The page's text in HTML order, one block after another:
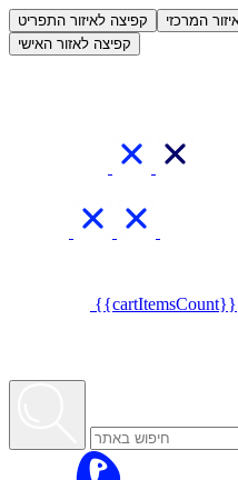
קפיצה לאיזור התפריט המרכזי
קפיצה לאזור האישי
{{cartItemsCount}}